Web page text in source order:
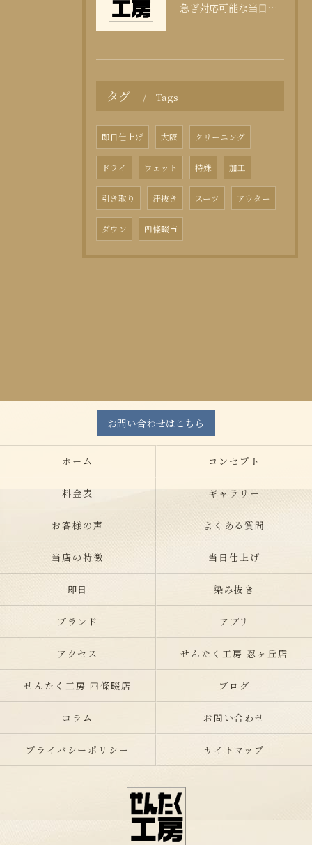
急ぎ対応可能な当日クリーニングの実態
タグ Tags
即日仕上げ 大阪 クリーニング
ドライ ウェット 特殊 加工
引き取り 汗抜き スーツ アウター
ダウン 四條畷市
お問い合わせはこちら
ホーム コンセプト
料金表 ギャラリー
お客様の声 よくある質問
当店の特徴 当日仕上げ
即日 染み抜き
ブランド アプリ
アクセス せんたく工房 忍ヶ丘店
せんたく工房 四條畷店 ブログ
コラム お問い合わせ
プライバシーポリシー サイトマップ